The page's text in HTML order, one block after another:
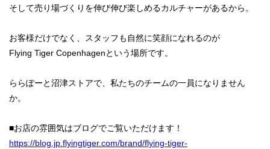
そして売り場づくりを伸び伸び楽しめるカルチャーがあるから。
お客様だけでなく、スタッフも自然に笑顔になれるのが
Flying Tiger Copenhagenという場所です。
ららぽーと沼津ストアで、私たちのチームの一員になりません
か。
■お店の雰囲気はブログでご覧いただけます！
https://blog.jp.flyingtiger.com/brand/flying-tiger-